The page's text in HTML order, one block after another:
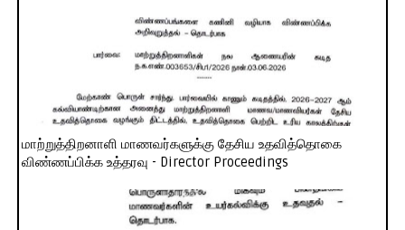
மாற்றுத்திறனாளி மாணவர்களுக்கு தேசிய உதவித்தொகை
விண்ணப்பிக்க உத்தரவு - Director Proceedings